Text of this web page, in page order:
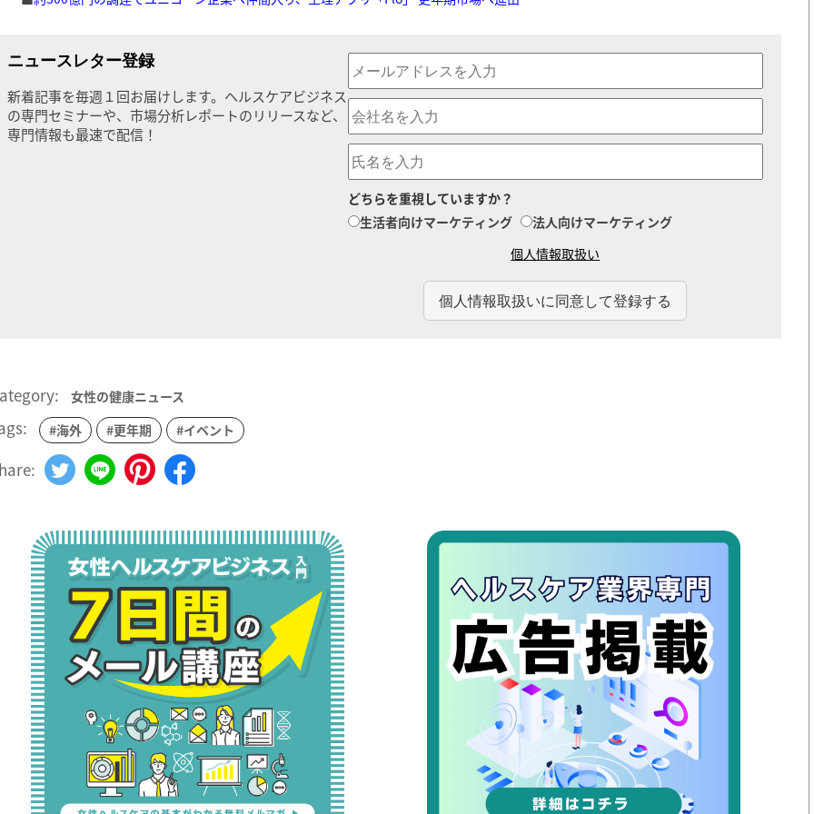
ニュースレター登録
新着記事を毎週１回お届けします。ヘルスケアビジネス
の専門セミナーや、市場分析レポートのリリースなど、
専門情報も最速で配信！
どちらを重視していますか？
生活者向けマーケティング
法人向けマーケティング
個人情報取扱い
女性の健康ニュース
#海外 #更年期 #イベント